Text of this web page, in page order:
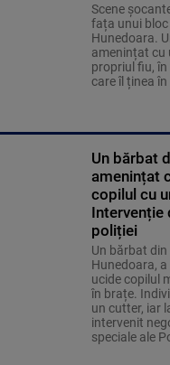
Scene
fața unui bloc
Hunedoara.
amenințat cu
propriul fiu, în
care îl ținea în
Un bărbat
amenințat
copilul cu
Intervenție
poliției
Un bărbat din
Hunedoara,
ucide copilul
în brațe.
un cutter, iar
intervenit
speciale ale